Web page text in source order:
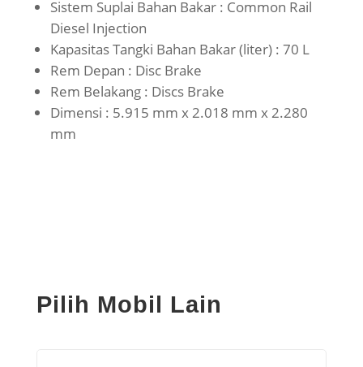
Sistem Suplai Bahan Bakar : Common Rail
Diesel Injection
Kapasitas Tangki Bahan Bakar (liter) : 70 L
Rem Depan : Disc Brake
Rem Belakang : Discs Brake
Dimensi : 5.915 mm x 2.018 mm x 2.280
mm
Pilih Mobil Lain